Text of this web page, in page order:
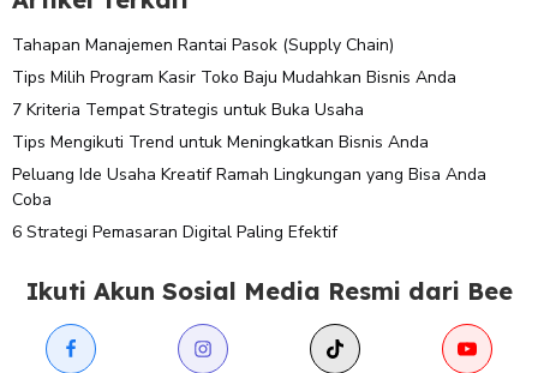
Tahapan Manajemen Rantai Pasok (Supply Chain)
Tips Milih Program Kasir Toko Baju Mudahkan Bisnis Anda
7 Kriteria Tempat Strategis untuk Buka Usaha
Tips Mengikuti Trend untuk Meningkatkan Bisnis Anda
Peluang Ide Usaha Kreatif Ramah Lingkungan yang Bisa Anda
Coba
6 Strategi Pemasaran Digital Paling Efektif
Ikuti Akun Sosial Media Resmi dari Bee